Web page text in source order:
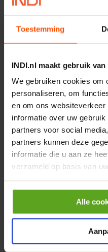
Toestemming
INDI.nl maakt gebruik van
We gebruiken cookies om
personaliseren, om
en om ons
informatie over uw
partners voor social
partners kunnen deze
informatie die u aan ze
verzameld op basis van
Alle
incl.
€
−
HP
€
incl.